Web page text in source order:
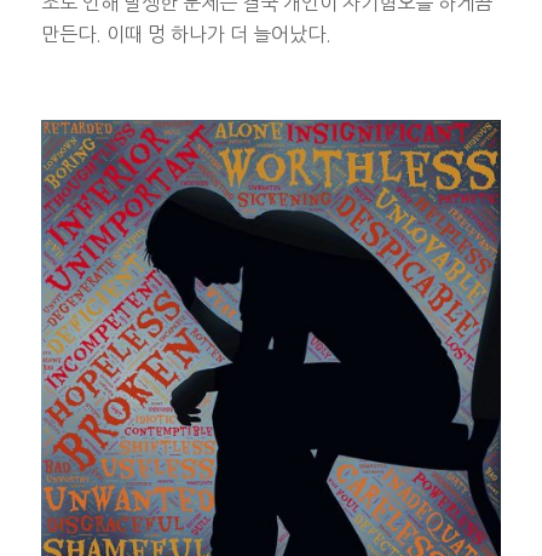
만든다. 이때 멍 하나가 더 늘어났다.